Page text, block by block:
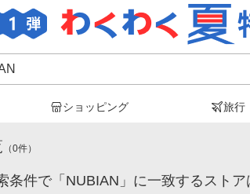
ショッピング 旅行
」の検索結果
（0件）
条件で「NUBIAN」に一致するストア